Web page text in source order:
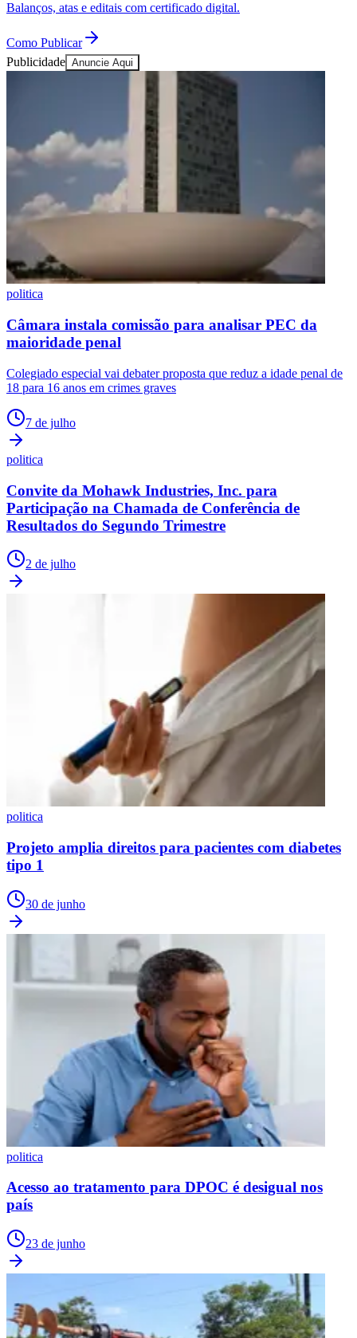
Balanços, atas e editais com certificado digital.
Como Publicar
Publicidade Anuncie Aqui
politica
Câmara instala comissão para analisar PEC da
maioridade penal
Colegiado especial vai debater proposta que reduz a idade penal de
18 para 16 anos em crimes graves
7 de julho
politica
Convite da Mohawk Industries, Inc. para
Participação na Chamada de Conferência de
Resultados do Segundo Trimestre
2 de julho
politica
Projeto amplia direitos para pacientes com diabetes
tipo 1
30 de junho
politica
Acesso ao tratamento para DPOC é desigual nos
país
23 de junho